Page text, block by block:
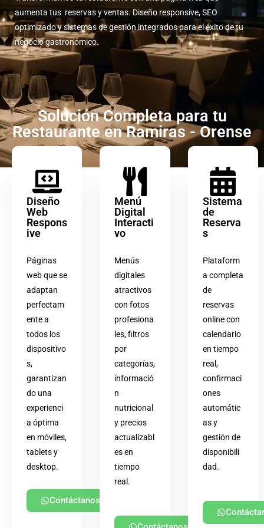
aumenta tus reservas y ventas. Diseño responsive, SEO
optimizado y sistemas de gestión integrados para el éxito de tu
negocio gastronómico.
Solución Completa para tu
Restaurante en Ramiras - Orense
Diseño
Web
Respons
ive
Páginas
web que se
adaptan
perfectam
ente a
todos los
dispositivo
s,
garantizan
do una
experienci
a óptima
en móviles,
tablets y
desktop.
Contáctanos
Menú
Digital
Interacti
vo
Menús
digitales
atractivos
con fotos
profesiona
les, filtros
por
categorías,
informació
n
nutricional
y precios
actualizabl
es en
tiempo
real.
Sistema
de
Reserva
s
Plataform
a completa
de
reservas
online con
calendario
en tiempo
real,
confirmaci
ones
automátic
as y
gestión de
disponibili
dad.